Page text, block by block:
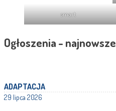
smart
Ogłoszenia - najnowsze
ADAPTACJA
29 lipca 2026